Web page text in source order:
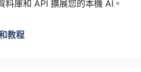
料庫和 API 擴展您的本機 AI。
教程